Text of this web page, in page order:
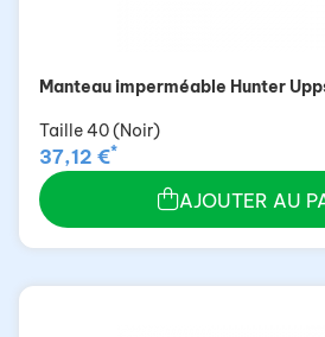
Manteau imperméable Hunter
Taille 40 (Noir)
37,12 €*
AJOUTER AU